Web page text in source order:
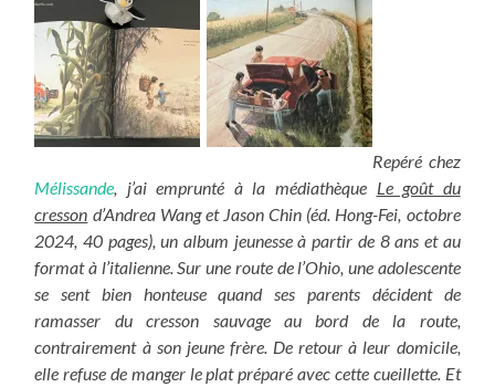
Repéré chez
Mélissande, j’ai emprunté à la médiathèque Le goût du
cresson d’Andrea Wang et Jason Chin (éd. Hong-Fei, octobre
2024, 40 pages), un album jeunesse à partir de 8 ans et au
format à l’italienne. Sur une route de l’Ohio, une adolescente
se sent bien honteuse quand ses parents décident de
ramasser du cresson sauvage au bord de la route,
contrairement à son jeune frère. De retour à leur domicile,
elle refuse de manger le plat préparé avec cette cueillette. Et